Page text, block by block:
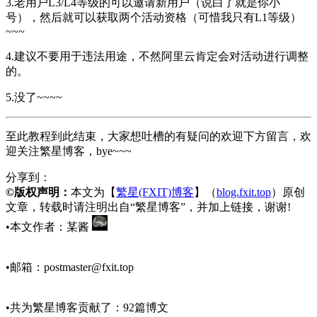
3.老用户L3/L4等级的可以邀请新用户（说白了就是你小
号），然后就可以获取两个活动资格（可惜我只有L1等级）
~~~
4.建议不要用于违法用途，不然阿里云肯定会对活动进行调整
的。
5.没了~~~~
至此教程到此结束，大家想吐槽的有疑问的欢迎下方留言，欢
迎关注繁星博客，bye~~~
分享到：
©版权声明： 本文为【繁星(FXIT)博客 】（blog.fxit.top）原创
文章，转载时请注明出自“繁星博客”，并加上链接，谢谢!
•本文作者：某酱
•邮箱： postmaster@fxit.top
•共为繁星博客贡献了：92篇博文